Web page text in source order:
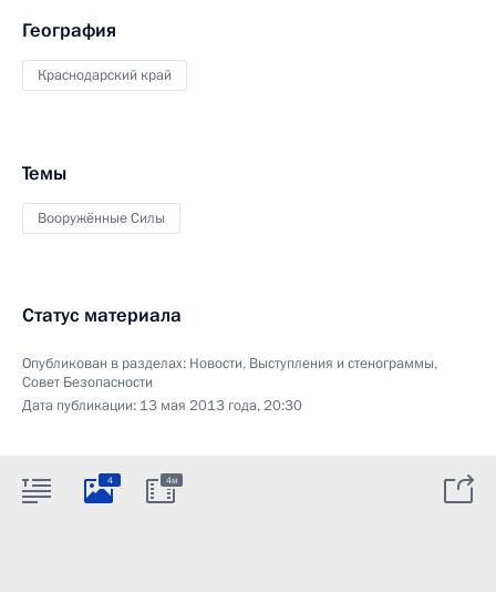
География
Краснодарский край
Темы
Вооружённые Силы
Статус материала
Опубликован в разделах: Новости, Выступления и стенограммы,
Совет Безопасности
Дата публикации: 13 мая 2013 года, 20:30
4 4м